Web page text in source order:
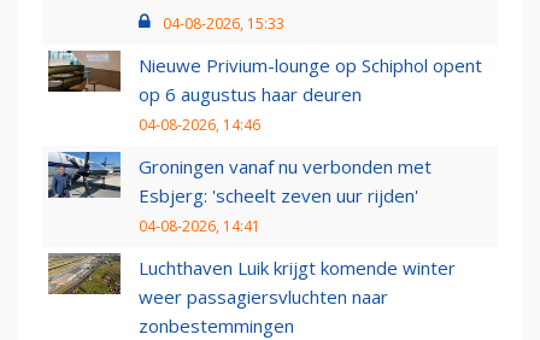
04-08-2026, 15:33
Nieuwe Privium-lounge op Schiphol opent
op 6 augustus haar deuren
04-08-2026, 14:46
Groningen vanaf nu verbonden met
Esbjerg: 'scheelt zeven uur rijden'
04-08-2026, 14:41
Luchthaven Luik krijgt komende winter
weer passagiersvluchten naar
zonbestemmingen